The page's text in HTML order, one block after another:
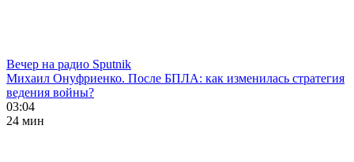
Вечер на радио Sputnik
Михаил Онуфриенко. После БПЛА: как изменилась стратегия
ведения войны?
03:04
24 мин